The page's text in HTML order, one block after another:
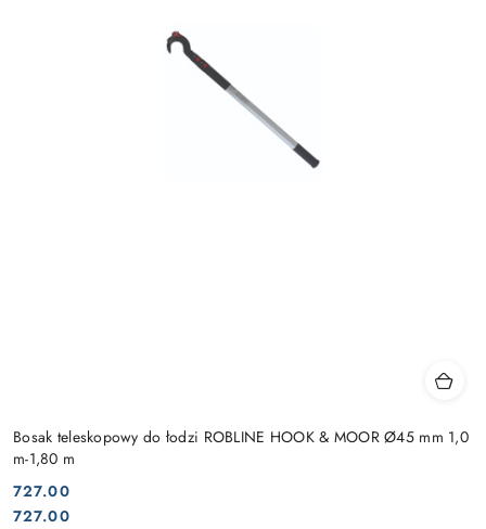
Bosak teleskopowy do łodzi ROBLINE HOOK & MOOR Ø45 mm 1,0
m-1,80 m
Cena:
727.00
Cena:
727.00